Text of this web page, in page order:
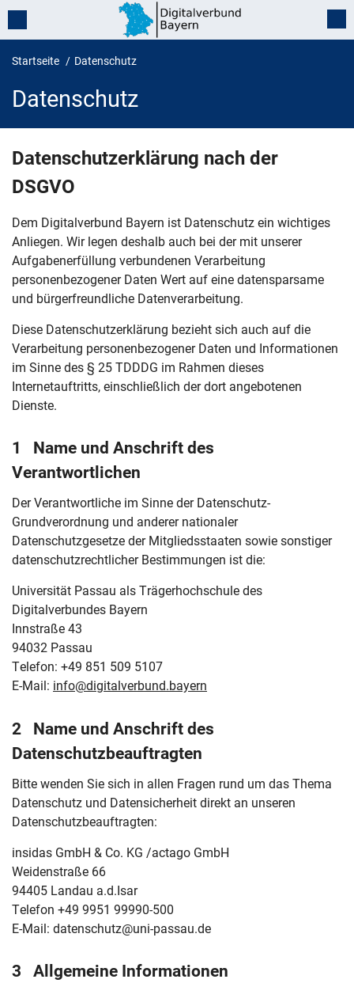
Startseite Datenschutz
Datenschutz
Datenschutz
Datenschutzerklärung nach der
DSGVO
Dem Digitalverbund Bayern ist Datenschutz ein wichtiges
Anliegen. Wir legen deshalb auch bei der mit unserer
Aufgabenerfüllung verbundenen Verarbeitung
personenbezogener Daten Wert auf eine datensparsame
und bürgerfreundliche Datenverarbeitung.
Diese Datenschutzerklärung bezieht sich auch auf die
Verarbeitung personenbezogener Daten und Informationen
im Sinne des § 25 TDDDG im Rahmen dieses
Internetauftritts, einschließlich der dort angebotenen
Dienste.
1 Name und Anschrift des
Verantwortlichen
Der Verantwortliche im Sinne der Datenschutz-
Grundverordnung und anderer nationaler
Datenschutzgesetze der Mitgliedsstaaten sowie sonstiger
datenschutzrechtlicher Bestimmungen ist die:
Universität Passau als Trägerhochschule des
Digitalverbundes Bayern
Innstraße 43
94032 Passau
Telefon: +49 851 509 5107
E-Mail: info@digitalverbund.bayern
2 Name und Anschrift des
Datenschutzbeauftragten
Bitte wenden Sie sich in allen Fragen rund um das Thema
Datenschutz und Datensicherheit direkt an unseren
Datenschutzbeauftragten:
insidas GmbH & Co. KG /actago GmbH
Weidenstraße 66
94405 Landau a.d.Isar
Telefon +49 9951 99990-500
E-Mail: datenschutz@uni-passau.de
3 Allgemeine Informationen